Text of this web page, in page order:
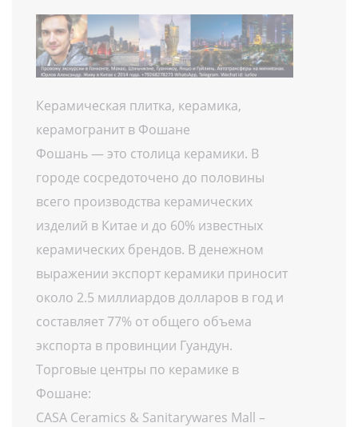
Керамическая плитка, керамика,
керамогранит в Фошане
Фошань — это столица керамики. В
городе сосредоточено до половины
всего производства керамических
изделий в Китае и до 60% известных
керамических брендов. В денежном
выражении экспорт керамики приносит
около 2.5 миллиардов долларов в год и
составляет 77% от общего объема
экспорта в провинции Гуандун.
Торговые центры по керамике в
Фошане:
CASA Ceramics & Sanitarywares Mall –